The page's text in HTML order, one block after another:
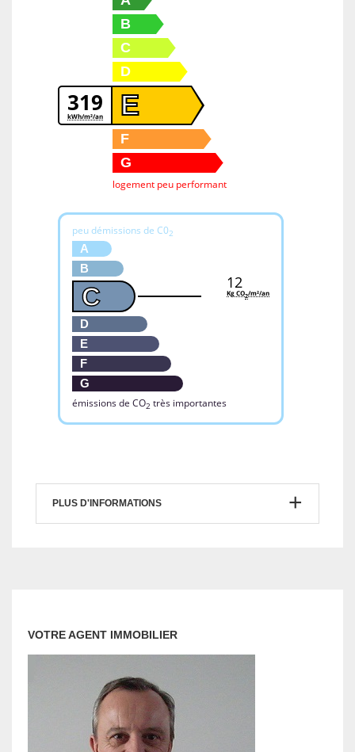
PLUS D'INFORMATIONS
VOTRE AGENT IMMOBILIER